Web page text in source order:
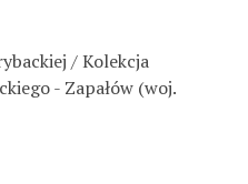
/ Kolekcja
- Zapałów (woj.